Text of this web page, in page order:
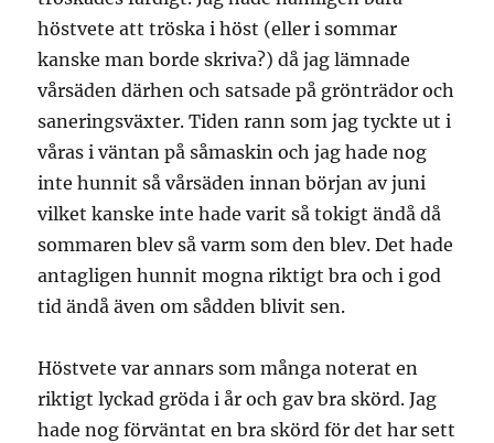
höstvete att tröska i höst (eller i sommar
kanske man borde skriva?) då jag lämnade
vårsäden därhen och satsade på grönträdor och
saneringsväxter. Tiden rann som jag tyckte ut i
våras i väntan på såmaskin och jag hade nog
inte hunnit så vårsäden innan början av juni
vilket kanske inte hade varit så tokigt ändå då
sommaren blev så varm som den blev. Det hade
antagligen hunnit mogna riktigt bra och i god
tid ändå även om sådden blivit sen.
Höstvete var annars som många noterat en
riktigt lyckad gröda i år och gav bra skörd. Jag
hade nog förväntat en bra skörd för det har sett